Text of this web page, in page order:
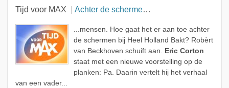
Muzikant
Tijd voor MAX Achter de schermen bij Heel Holland Bakt
...mensen. Hoe gaat het er aan toe achter
de schermen bij Heel Holland Bakt? Robèrt
van Beckhoven schuift aan. Eric Corton
staat met een nieuwe voorstelling op de
planken: Pa. Daarin vertelt hij het verhaal
van een vader...